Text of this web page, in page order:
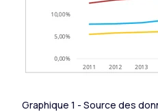
Graphique 1 - Source des